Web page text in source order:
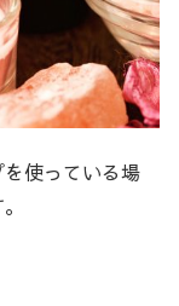
使っている場